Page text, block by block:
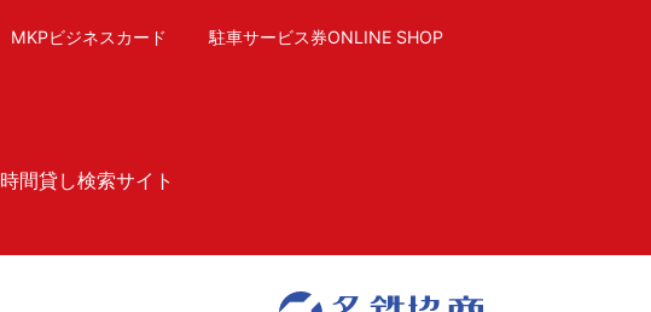
MKPビジネスカード 駐車サービス券ONLINE SHOP
時間貸し検索サイト